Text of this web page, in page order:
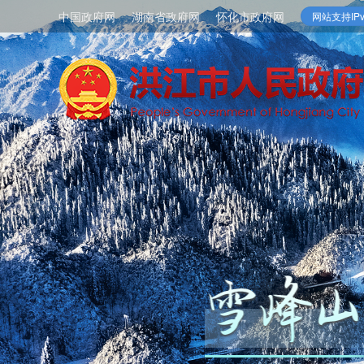
中国政府网 湖南省政府网 怀化市政府网 网站支持